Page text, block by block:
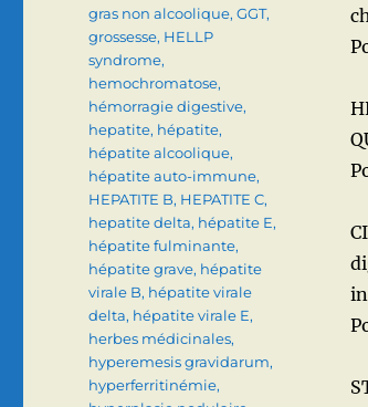
gras non alcoolique,GGT,
grossesse, HELLP
syndrome,
hemochromatose,
hémorragie digestive,
hepatite, hépatite,
hépatite alcoolique,
hépatite auto-immune,
HEPATITE B, HEPATITE C,
hepatite delta, hépatite E,
hépatite fulminante,
hépatite grave, hépatite
virale B, hépatite virale
delta, hépatite virale E,
herbes médicinales,
hyperemesis gravidarum,
hyperferritinémie,